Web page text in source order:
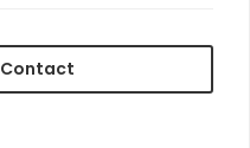
Contact